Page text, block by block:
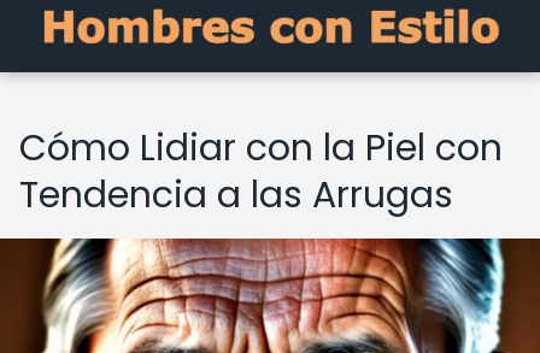
Cómo Lidiar con la Piel con
Tendencia a las Arrugas